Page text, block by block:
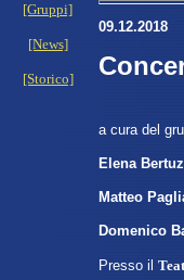
[Gruppi]
[News]
[Storico]
09.12.2018
a cura del
Elena
Matteo
Domenico
Presso il